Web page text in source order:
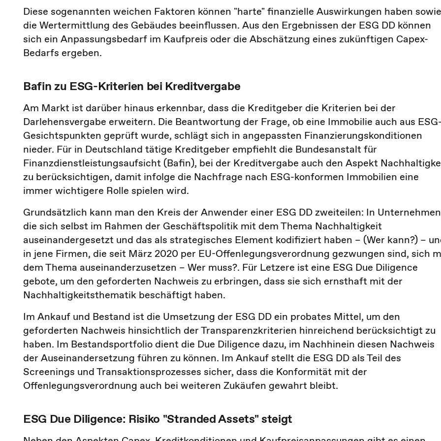
Diese sogenannten weichen Faktoren können "harte" finanzielle Auswirkungen haben sowie
die Wertermittlung des Gebäudes beeinflussen. Aus den Ergebnissen der ESG DD können
sich ein Anpassungsbedarf im Kaufpreis oder die Abschätzung eines zukünftigen Capex-
Bedarfs ergeben.
Bafin zu ESG-Kriterien bei Kreditvergabe
Am Markt ist darüber hinaus erkennbar, dass die Kreditgeber die Kriterien bei der
Darlehensvergabe erweitern. Die Beantwortung der Frage, ob eine Immobilie auch aus ESG-
Gesichtspunkten geprüft wurde, schlägt sich in angepassten Finanzierungskonditionen
nieder. Für in Deutschland tätige Kreditgeber empfiehlt die Bundesanstalt für
Finanzdienstleistungsaufsicht (Bafin), bei der Kreditvergabe auch den Aspekt
zu berücksichtigen, damit infolge die Nachfrage nach ESG-konformen Immobilien eine
immer wichtigere Rolle spielen wird.
Grundsätzlich kann man den Kreis der Anwender einer ESG DD zweiteilen: In
die sich selbst im Rahmen der Geschäftspolitik mit dem Thema Nachhaltigkeit
auseinandergesetzt und das als strategisches Element kodifiziert haben – (Wer kann?) –
in jene Firmen, die seit März 2020 per EU-Offenlegungsverordnung gezwungen sind, sich
dem Thema auseinanderzusetzen – Wer muss?. Für Letzere ist eine ESG Due Diligence
gebote, um den geforderten Nachweis zu erbringen, dass sie sich ernsthaft mit der
Nachhaltigkeitsthematik beschäftigt haben.
Im Ankauf und Bestand ist die Umsetzung der ESG DD ein probates Mittel, um den
geforderten Nachweis hinsichtlich der Transparenzkriterien hinreichend berücksichtigt zu
haben. Im Bestandsportfolio dient die Due Diligence dazu, im Nachhinein diesen Nachweis
der Auseinandersetzung führen zu können. Im Ankauf stellt die ESG DD als Teil des
Screenings und Transaktionsprozesses sicher, dass die Konformität mit der
Offenlegungsverordnung auch bei weiteren Zukäufen gewahrt bleibt.
ESG Due Diligence: Risiko "Stranded Assets" steigt